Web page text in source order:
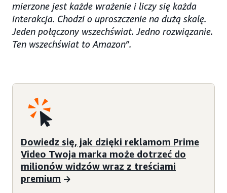
mierzone jest każde wrażenie i liczy się każda
interakcja. Chodzi o uproszczenie na dużą skalę.
Jeden połączony wszechświat. Jedno rozwiązanie.
Ten wszechświat to Amazon”.
Dowiedz się, jak dzięki reklamom Prime
Video Twoja marka może dotrzeć do
milionów widzów wraz z treściami
premium